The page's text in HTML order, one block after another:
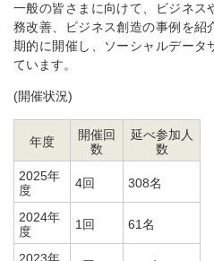
一般の皆さまに向けて、ビジネス
務改善、ビジネス創造の事例を紹
期的に開催し、ソーシャルデータ
ています。
(開催状況)
年度
開催回
数
延べ参加人
数
2025年
度
4回 308名
2024年
度
1回 61名